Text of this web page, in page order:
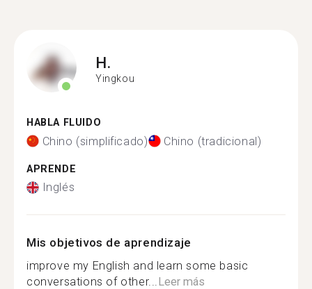
H.
Yingkou
HABLA FLUIDO
Chino (simplificado) Chino (tradicional)
APRENDE
Inglés
Mis objetivos de aprendizaje
improve my English and learn some basic
conversations of other...Leer más